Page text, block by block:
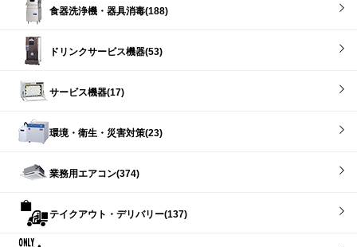
食器洗浄機・器具消毒(188)
ドリンクサービス機器(53)
サービス機器(17)
環境・衛生・災害対策(23)
業務用エアコン(374)
テイクアウト・デリバリー(137)